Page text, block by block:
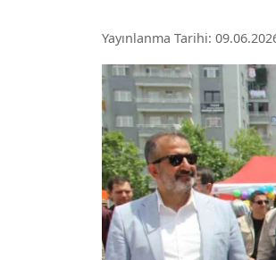
Yayınlanma Tarihi: